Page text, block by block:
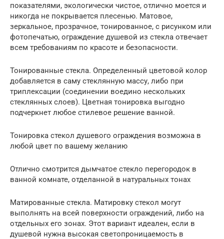
показателями, экологически чистое, отлично моется и
никогда не покрывается плесенью. Матовое,
зеркальное, прозрачное, тонированное, с рисунком или
фотопечатью, ограждение душевой из стекла отвечает
всем требованиям по красоте и безопасности.
Тонированные стекла. Определенный цветовой колор
добавляется в саму стеклянную массу, либо при
триплексации (соединении воедино нескольких
стеклянных слоев). Цветная тонировка выгодно
подчеркнет любое стилевое решение ванной.
Тонировка стекол душевого ограждения возможна в
любой цвет по вашему желанию
Отлично смотрится дымчатое стекло перегородок в
ванной комнате, отделанной в натуральных тонах
Матированные стекла. Матировку стекол могут
выполнять на всей поверхности ограждений, либо на
отдельных его зонах. Этот вариант идеален, если в
душевой нужна высокая светопроницаемость в